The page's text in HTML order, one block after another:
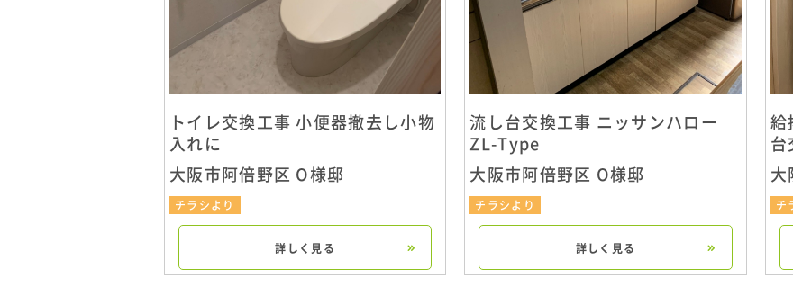
トイレ交換工事 小便器撤去し小物
入れに
大阪市阿倍野区 O様邸
チラシより
詳しく見る
流し台交換工事 ニッサンハロー
ZL-Type
大阪市阿倍野区 O様邸
チラシより
詳しく見る
給
台
大
チ